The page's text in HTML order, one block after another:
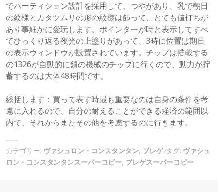
でパーティション設計を採用して、つやがあり、乳で朝日
の紋様とカタツムリの形の紋様は飾って、とても値打ちが
あり事細かに愛玩します。ポインターが時と表示してすべ
てひっくり返る夜光の上塗りがあって、3時に位置は期日
の表示ウィンドウが設置されています。チップは搭載する
の1326が自動的に鎖の機械のチップに行くので、動力が貯
蓄するのは大体48時間です。
総括します：買って表す時最も重要なのは自身の条件を考
慮に入れるので、自分の耐えることができる経済の範囲以
内で、それからまたその他を考慮するのに行きます。
カテゴリー: ヴァシュロン・コンスタンタン, ブレゲ タグ: ヴァシュ
ロン・コンスタンタンスーパーコピー, ブレゲスーパーコピー